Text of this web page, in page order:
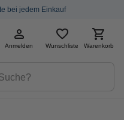
bei jedem Einkauf
Anmelden Wunschliste Warenkorb